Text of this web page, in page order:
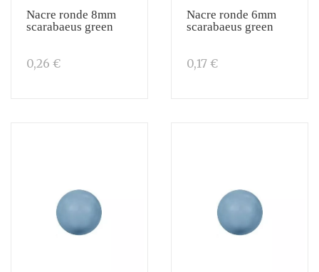
Nacre ronde 8mm
scarabaeus green
0,26 €
Nacre ronde 6mm
scarabaeus green
0,17 €